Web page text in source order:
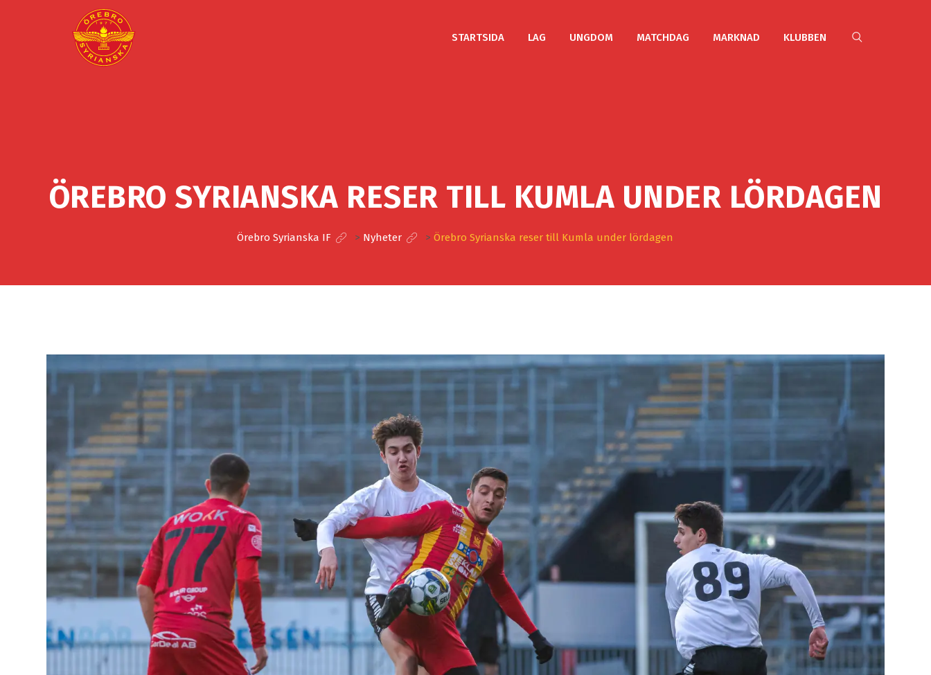
STARTSIDA LAG UNGDOM MATCHDAG MARKNAD KLUBBEN
ÖREBRO SYRIANSKA RESER TILL KUMLA UNDER LÖRDAGEN
Örebro Syrianska IF > Nyheter > Örebro Syrianska reser till Kumla under lördagen